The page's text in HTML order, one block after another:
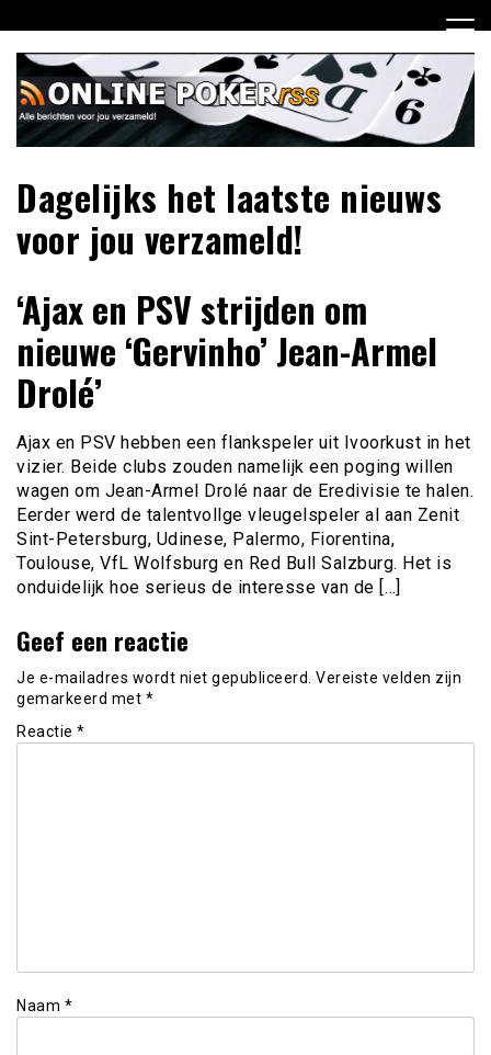
naar
inhoud
Dagelijks het laatste nieuws
voor jou verzameld!
‘Ajax en PSV strijden om
nieuwe ‘Gervinho’ Jean-Armel
Drolé’
Ajax en PSV hebben een flankspeler uit Ivoorkust in het
vizier. Beide clubs zouden namelijk een poging willen
wagen om Jean-Armel Drolé naar de Eredivisie te halen.
Eerder werd de talentvollge vleugelspeler al aan Zenit
Sint-Petersburg, Udinese, Palermo, Fiorentina,
Toulouse, VfL Wolfsburg en Red Bull Salzburg. Het is
onduidelijk hoe serieus de interesse van de […]
Geef een reactie
Je e-mailadres wordt niet gepubliceerd. Vereiste velden zijn
gemarkeerd met *
Reactie *
Naam *